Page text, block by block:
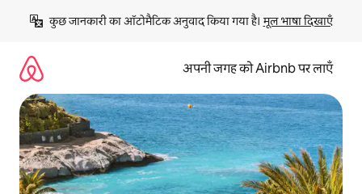
छोड़कर
कॉन्टेंट
कुछ जानकारी का ऑटोमैटिक अनुवाद किया गया है। मूल भाषा दिखाएँ
अपनी जगह को Airbnb पर लाएँ